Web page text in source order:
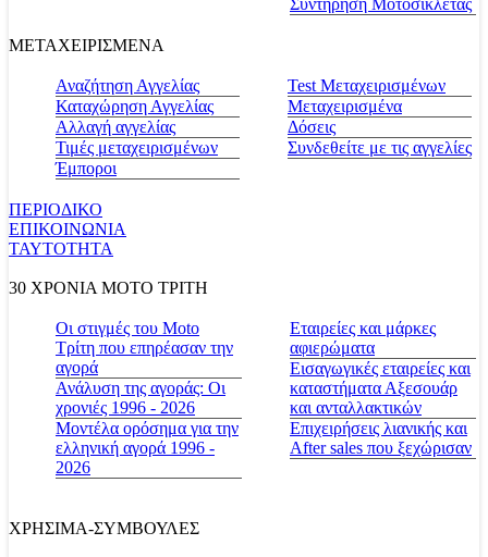
Συντήρηση Μοτοσικλέτας
ΜΕΤΑΧΕΙΡΙΣΜΕΝΑ
Αναζήτηση Αγγελίας
Καταχώρηση Αγγελίας
Αλλαγή αγγελίας
Τιμές μεταχειρισμένων
Έμποροι
Test Μεταχειρισμένων
Μεταχειρισμένα
Δόσεις
Συνδεθείτε με τις αγγελίες
ΠΕΡΙΟΔΙΚΟ
ΕΠΙΚΟΙΝΩΝΙΑ
ΤΑΥΤΟΤΗΤΑ
30 ΧΡΟΝΙΑ MOTO ΤΡΙΤΗ
Οι στιγμές του Moto
Τρίτη που επηρέασαν την
αγορά
Ανάλυση της αγοράς: Οι
χρονιές 1996 - 2026
Μοντέλα ορόσημα για την
ελληνική αγορά 1996 -
2026
Εταιρείες και μάρκες
αφιερώματα
Εισαγωγικές εταιρείες και
καταστήματα Αξεσουάρ
και ανταλλακτικών
Επιχειρήσεις λιανικής και
After sales που ξεχώρισαν
ΧΡΗΣΙΜΑ-ΣΥΜΒΟΥΛΕΣ